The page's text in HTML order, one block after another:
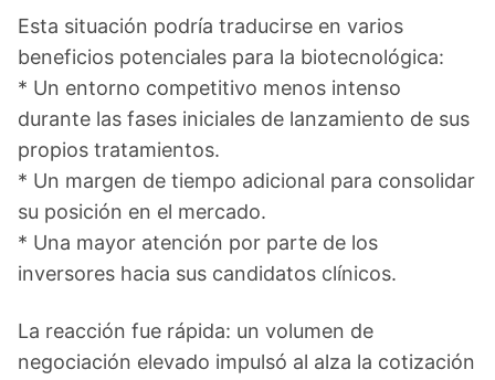
Esta situación podría traducirse en varios
beneficios potenciales para la biotecnológica:
* Un entorno competitivo menos intenso
durante las fases iniciales de lanzamiento de sus
propios tratamientos.
* Un margen de tiempo adicional para consolidar
su posición en el mercado.
* Una mayor atención por parte de los
inversores hacia sus candidatos clínicos.
La reacción fue rápida: un volumen de
negociación elevado impulsó al alza la cotización